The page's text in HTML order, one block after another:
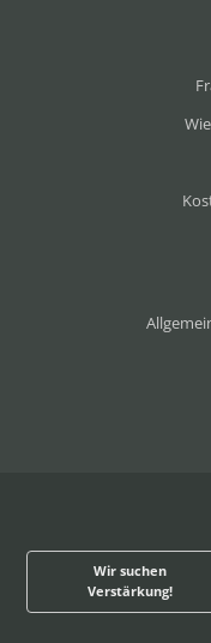
Wir suchen
Verstärkung!